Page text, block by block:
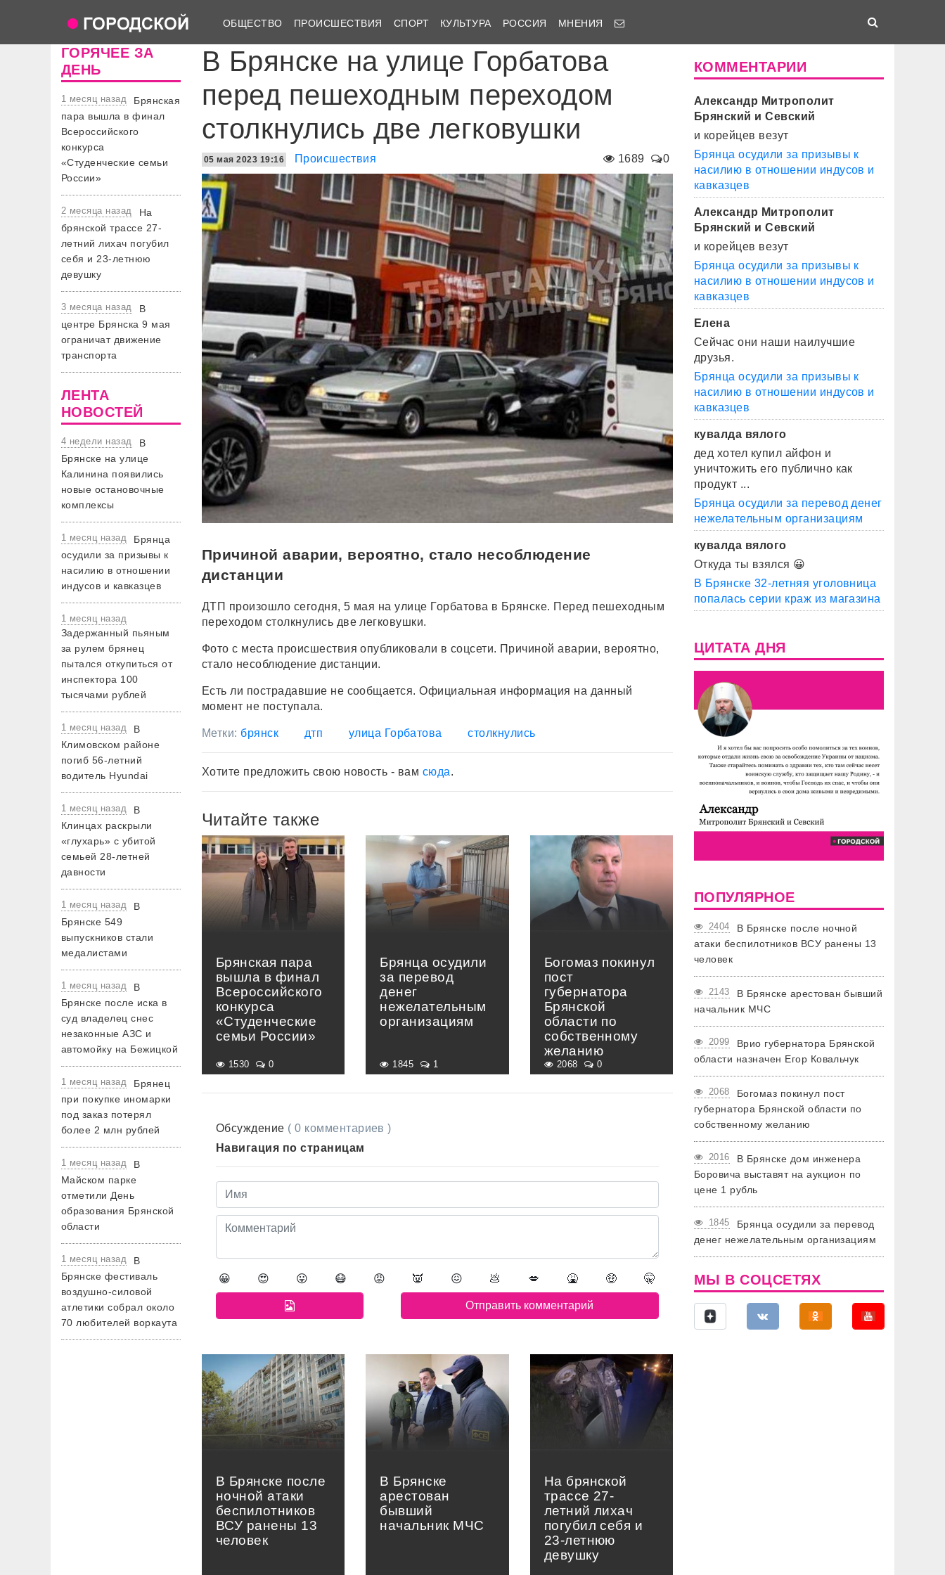
ОБЩЕСТВО ПРОИСШЕСТВИЯ СПОРТ КУЛЬТУРА РОССИЯ МНЕНИЯ
ГОРЯЧЕЕ ЗА
ДЕНЬ
1 месяц назад
Брянская
пара вышла в финал
Всероссийского
конкурса
«Студенческие семьи
России»
2 месяца назад
На
брянской трассе 27-
летний лихач погубил
себя и 23-летнюю
девушку
3 месяца назад
В
центре Брянска 9 мая
ограничат движение
транспорта
ЛЕНТА
НОВОСТЕЙ
4 недели назад
В
Брянске на улице
Калинина появились
новые остановочные
комплексы
1 месяц назад
Брянца
осудили за призывы к
насилию в отношении
индусов и кавказцев
1 месяц назад
Задержанный пьяным
за рулем брянец
пытался откупиться от
инспектора 100
тысячами рублей
1 месяц назад
В
Климовском районе
погиб 56-летний
водитель Hyundai
1 месяц назад
В
Клинцах раскрыли
«глухарь» с убитой
семьей 28-летней
давности
1 месяц назад
В
Брянске 549
выпускников стали
медалистами
1 месяц назад
В
Брянске после иска в
суд владелец снес
незаконные АЗС и
автомойку на Бежицкой
1 месяц назад
Брянец
при покупке иномарки
под заказ потерял
более 2 млн рублей
1 месяц назад
В
Майском парке
отметили День
образования Брянской
области
1 месяц назад
В
Брянске фестиваль
воздушно-силовой
атлетики собрал около
70 любителей воркаута
В Брянске на улице Горбатова
перед пешеходным переходом
столкнулись две легковушки
1689 0
05 мая 2023 19:16 Происшествия
Причиной аварии, вероятно, стало несоблюдение
дистанции
ДТП произошло сегодня, 5 мая на улице Горбатова в Брянске. Перед пешеходным
переходом столкнулись две легковушки.
Фото с места происшествия опубликовали в соцсети. Причиной аварии, вероятно,
стало несоблюдение дистанции.
Есть ли пострадавшие не сообщается. Официальная информация на данный
момент не поступала.
Метки: брянск дтп улица Горбатова столкнулись
Хотите предложить свою новость - вам сюда.
Читайте также
Брянская пара
вышла в финал
Всероссийского
конкурса
«Студенческие
семьи России»
1530 0
Брянца осудили
за перевод
денег
нежелательным
организациям
1845 1
Богомаз покинул
пост
губернатора
Брянской
области по
собственному
желанию
2068 0
Обсуждение ( 0 комментариев )
Навигация по страницам
😀 😍 😛 😷 😡 👿 😖 💩 💋 🤮 🤑 🤫
В Брянске после
ночной атаки
беспилотников
ВСУ ранены 13
человек
В Брянске
арестован
бывший
начальник МЧС
На брянской
трассе 27-
летний лихач
погубил себя и
23-летнюю
девушку
КОММЕНТАРИИ
Александр Митрополит
Брянский и Севский
и корейцев везут
Брянца осудили за призывы к
насилию в отношении индусов и
кавказцев
Александр Митрополит
Брянский и Севский
и корейцев везут
Брянца осудили за призывы к
насилию в отношении индусов и
кавказцев
Елена
Сейчас они наши наилучшие
друзья.
Брянца осудили за призывы к
насилию в отношении индусов и
кавказцев
кувалда вялого
дед хотел купил айфон и
уничтожить его публично как
продукт ...
Брянца осудили за перевод денег
нежелательным организациям
кувалда вялого
Откуда ты взялся 😀
В Брянске 32-летняя уголовница
попалась серии краж из магазина
ЦИТАТА ДНЯ
ПОПУЛЯРНОЕ
2404
В Брянске после ночной
атаки беспилотников ВСУ ранены 13
человек
2143
В Брянске арестован бывший
начальник МЧС
2099
Врио губернатора Брянской
области назначен Егор Ковальчук
2068
Богомаз покинул пост
губернатора Брянской области по
собственному желанию
2016
В Брянске дом инженера
Боровича выставят на аукцион по
цене 1 рубль
1845
Брянца осудили за перевод
денег нежелательным организациям
МЫ В СОЦСЕТЯХ